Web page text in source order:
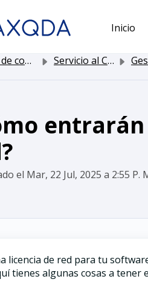
Inicio
Servicio al Cliente Gestor de
el Mar, 22 Jul, 2025 a 2:55 P.
licencia de red para tu
tienes algunas cosas a tener